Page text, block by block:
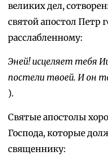
великих дел,
святой апостол Петр
расслабленному:
Эней! исцеляет тебя
постели твоей. И он
).
Святые апостолы
Господа, которые
священнику: